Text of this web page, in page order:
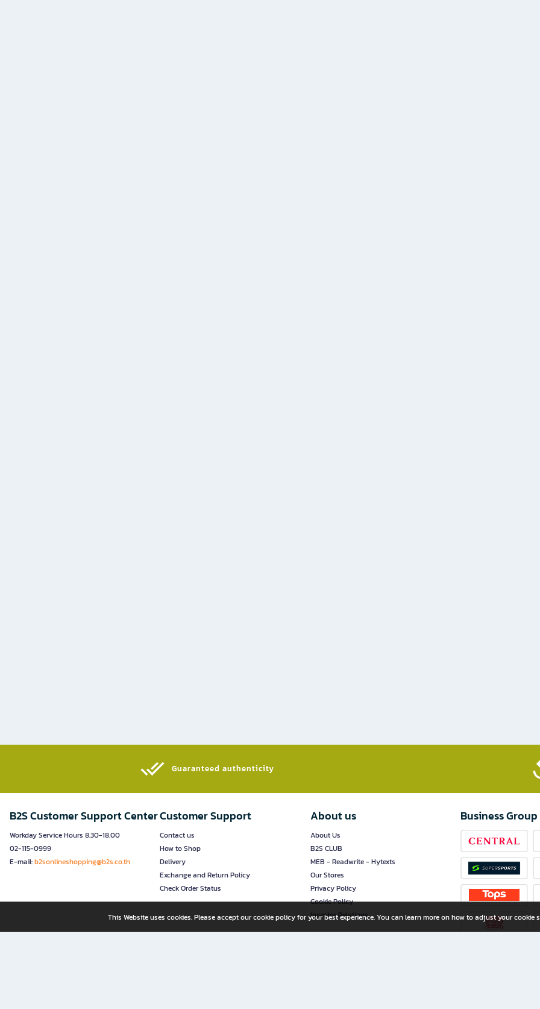
Guaranteed authenticity​
B2S Customer Support Center
Workday Service Hours 8.30-18.00
02-115-0999
E-mail:b2sonlineshopping@b2s.co.th
Customer Support
Contact us
How to Shop
Delivery
Exchange and Return Policy
Check Order Status
About us
About Us
B2S CLUB
MEB - Readwrite - Hytexts
Our Stores
Privacy Policy
Cookie Policy
Investor Relations
Business Group
This Website uses cookies. Please accept our cookie policy for your best experience. You can learn more on how to adjust your cookie